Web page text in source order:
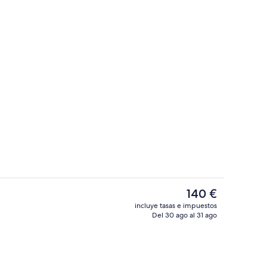
El
precio
actual
140 €
incluye tasas e impuestos
Del 30 ago al 31 ago